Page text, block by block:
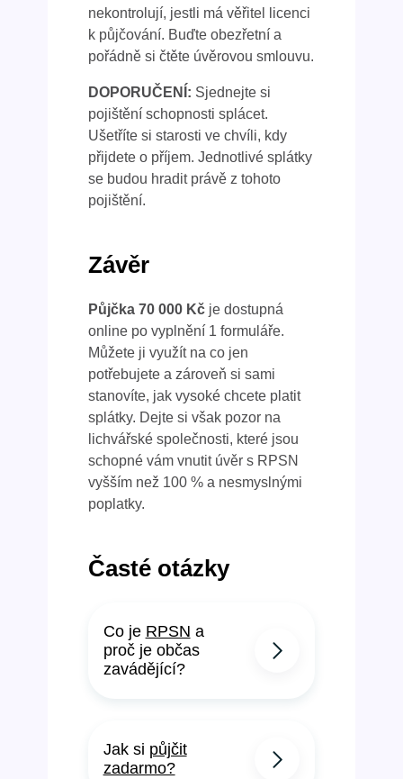
nekontrolují, jestli má věřitel licenci
k půjčování. Buďte obezřetní a
pořádně si čtěte úvěrovou smlouvu.
DOPORUČENÍ: Sjednejte si
pojištění schopnosti splácet.
Ušetříte si starosti ve chvíli, kdy
přijdete o příjem. Jednotlivé splátky
se budou hradit právě z tohoto
pojištění.
Závěr
Půjčka 70 000 Kčje dostupná
online po vyplnění 1 formuláře.
Můžete ji využít na co jen
potřebujete a zároveň si sami
stanovíte, jak vysoké chcete platit
splátky. Dejte si však pozor na
lichvářské společnosti, které jsou
schopné vám vnutit úvěr s RPSN
vyšším než 100 % a nesmyslnými
poplatky.
Časté otázky
Co je RPSN a
proč je občas
zavádějící?
Jak si půjčit
zadarmo?